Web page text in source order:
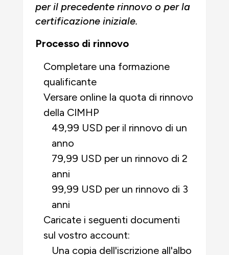
per il precedente rinnovo o per la
certificazione iniziale.
Processo di rinnovo
Completare una formazione
qualificante
Versare online la quota di rinnovo
della CIMHP
49,99 USD per il rinnovo di un
anno
79,99 USD per un rinnovo di 2
anni
99,99 USD per un rinnovo di 3
anni
Caricate i seguenti documenti
sul vostro account:
Una copia dell'iscrizione all'albo